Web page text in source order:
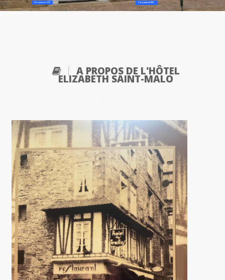
Prix à partir de 89€
Prix à partir de 109€
A PROPOS DE L'HÔTEL
ELIZABETH SAINT-MALO